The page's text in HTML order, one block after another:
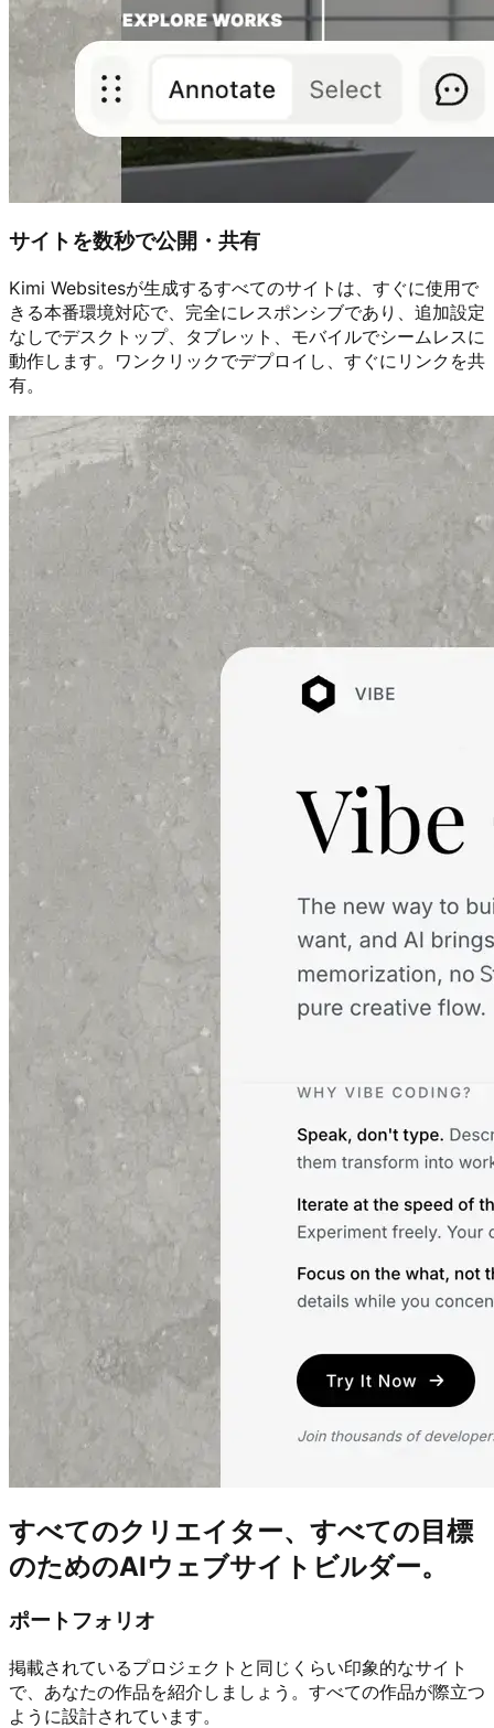
サイトを数秒で公開・共有
Kimi Websitesが生成するすべてのサイトは、すぐに使用で
きる本番環境対応で、完全にレスポンシブであり、追加設定
なしでデスクトップ、タブレット、モバイルでシームレスに
動作します。ワンクリックでデプロイし、すぐにリンクを共
有。
すべてのクリエイター、すべての目標
のためのAIウェブサイトビルダー。
ポートフォリオ
掲載されているプロジェクトと同じくらい印象的なサイト
で、あなたの作品を紹介しましょう。すべての作品が際立つ
ように設計されています。